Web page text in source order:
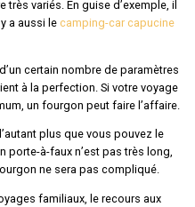
variés. En guise d’exemple, il
a aussi le camping-car capucine
certain nombre de paramètres
à la perfection. Si votre voyage
un fourgon peut faire l’affaire.
plus que vous pouvez le
porte-à-faux n’est pas très long,
ne sera pas compliqué.
familiaux, le recours aux